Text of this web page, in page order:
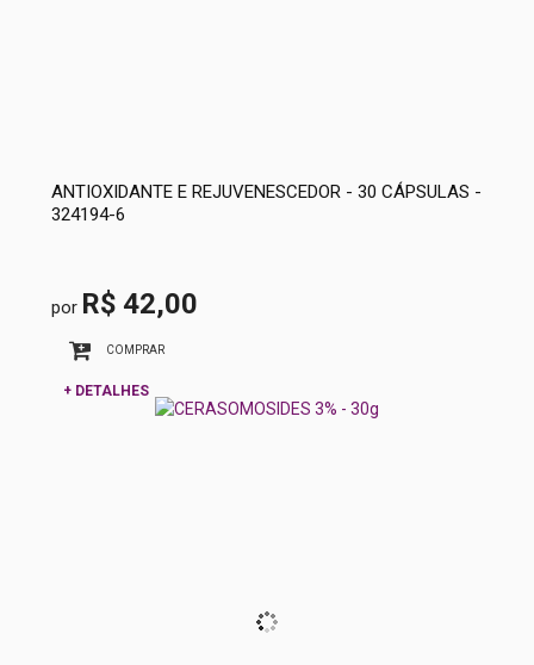
ANTIOXIDANTE E REJUVENESCEDOR - 30 CÁPSULAS -
324194-6
por R$ 42,00
COMPRAR
+ DETALHES